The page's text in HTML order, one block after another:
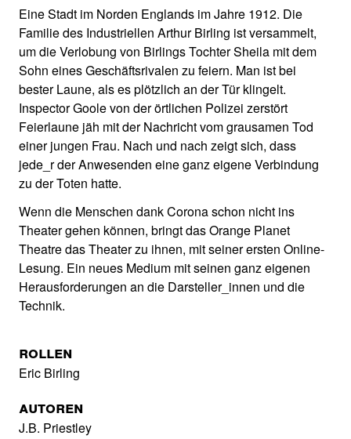
Eine Stadt im Norden Englands im Jahre 1912. Die
Familie des Industriellen Arthur Birling ist versammelt,
um die Verlobung von Birlings Tochter Sheila mit dem
Sohn eines Geschäftsrivalen zu feiern. Man ist bei
bester Laune, als es plötzlich an der Tür klingelt.
Inspector Goole von der örtlichen Polizei zerstört
Feierlaune jäh mit der Nachricht vom grausamen Tod
einer jungen Frau. Nach und nach zeigt sich, dass
jede_r der Anwesenden eine ganz eigene Verbindung
zu der Toten hatte.
Wenn die Menschen dank Corona schon nicht ins
Theater gehen können, bringt das Orange Planet
Theatre das Theater zu ihnen, mit seiner ersten Online-
Lesung. Ein neues Medium mit seinen ganz eigenen
Herausforderungen an die Darsteller_innen und die
Technik.
Rollen
Eric Birling
Autoren
J.B. Priestley